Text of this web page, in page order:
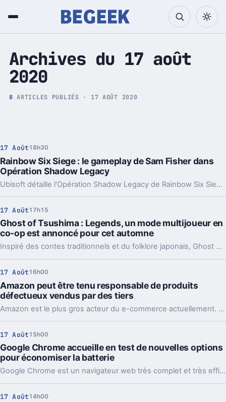
Tech et Pop culture
Archives du 17 août
2020
8 ARTICLES PUBLIÉS · 17 AOÛT 2020
17 Août 18h30
Rainbow Six Siege : le gameplay de Sam Fisher dans
Opération Shadow Legacy
Ubisoft détaille l'Opération Shadow Legacy de Rainbow Six Siege.
17 Août 17h15
Ghost of Tsushima : Legends, un mode multijoueur en
co-op est annoncé pour cet automne
Inspiré des contes traditionnels et du folklore japonais, Ghost of Tsushima : Legends sera disponible gratuitement pour les détenteurs de l'exclusivité PS4 de Sucker Punch.
17 Août 16h00
Amazon peut être tenu responsable de produits
défectueux vendus par des tiers
Amazon est le plus gros acteur du e-commerce actuellement. Cette position lui donne un certain nombre d'avantages mais tout n'est pas simple pour autant. Nouvel exemple avec cette décision de justice qui pourrait créer un précédent.
17 Août 15h00
Google Chrome accueille en test de nouvelles options
pour économiser la batterie
Google Chrome est un navigateur web très complet et très efficace mais il faut reconnaître que le logiciel consomme énormément. Sur un smartphone ou une tablette, ce peut être un vrai problème. Le géant américain en est cependant bien conscient.
17 Août 14h00